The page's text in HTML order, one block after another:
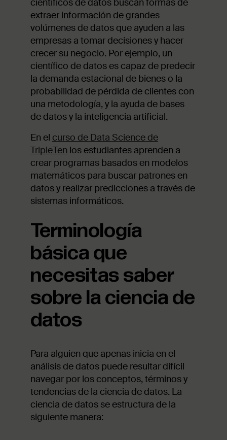
científicos de datos buscan formas de
extraer información de grandes
volúmenes de datos que ayuden a las
empresas a tomar decisiones y hacer
crecer su negocio. Por ejemplo, un
científico de datos es capaz de predecir
la demanda estacional de bienes o la
probabilidad de pérdida de clientes con
una metodología, y la ayuda de bases
de datos y la inteligencia artificial.
En el curso de Data Science de
TripleTen los estudiantes aprenden a
crear programas basados en modelos
matemáticos para buscar patrones en
datos y realizar predicciones a través de
sistemas informáticos.
Terminología
básica que
necesitas saber
sobre la ciencia de
datos
Para alguien que apenas inicia en el
análisis de datos puede resultar difícil
navegar por los conceptos, términos y
tendencias de la ciencia de datos. La
ciencia de datos se estructura de la
siguiente manera: